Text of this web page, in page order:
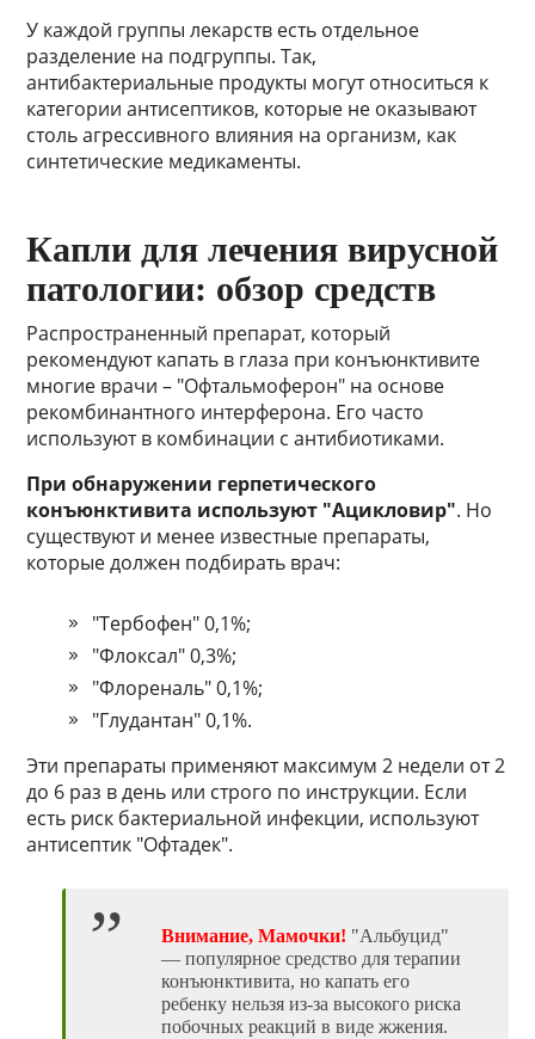
У каждой группы лекарств есть отдельное
разделение на подгруппы. Так,
антибактериальные продукты могут относиться к
категории антисептиков, которые не оказывают
столь агрессивного влияния на организм, как
синтетические медикаменты.
Капли для лечения вирусной
патологии: обзор средств
Распространенный препарат, который
рекомендуют капать в глаза при конъюнктивите
многие врачи – "Офтальмоферон" на основе
рекомбинантного интерферона. Его часто
используют в комбинации с антибиотиками.
При обнаружении герпетического
конъюнктивита используют "Ацикловир". Но
существуют и менее известные препараты,
которые должен подбирать врач:
"Тербофен" 0,1%;
"Флоксал" 0,3%;
"Флореналь" 0,1%;
"Глудантан" 0,1%.
Эти препараты применяют максимум 2 недели от 2
до 6 раз в день или строго по инструкции. Если
есть риск бактериальной инфекции, используют
антисептик "Офтадек".
Внимание, Мамочки! "Альбуцид"
— популярное средство для терапии
конъюнктивита, но капать его
ребенку нельзя из-за высокого риска
побочных реакций в виде жжения.